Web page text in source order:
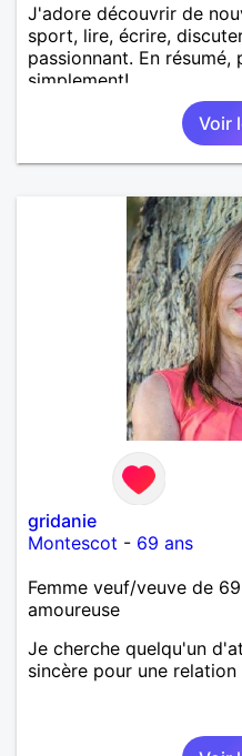
J'adore découvrir de
sport, lire, écrire,
passionnant. En
simplement!
Voir
gridanie
Montescot - 69 ans
Femme veuf/veuve de
amoureuse
Je cherche quelqu'un
sincère pour une relation